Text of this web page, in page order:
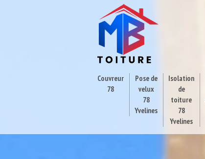
Couvreur
78
Pose de
velux
78
Yvelines
Isolation
de
toiture
78
Yvelines